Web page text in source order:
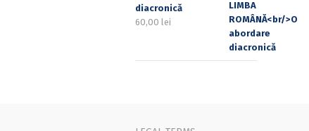
diacronică
60,00 lei